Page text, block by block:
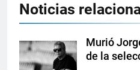
Noticias
Murió
de la